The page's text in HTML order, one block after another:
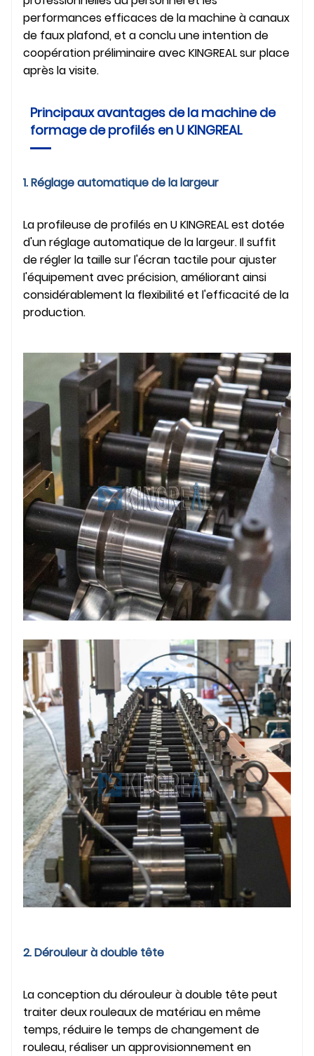
performances efficaces de la machine à canaux
de faux plafond, et a conclu une intention de
coopération préliminaire avec KINGREAL sur place
après la visite.
Principaux avantages de la machine de
formage de profilés en U KINGREAL
1. Réglage automatique de la largeur
La profileuse de profilés en U KINGREAL est dotée
d'un réglage automatique de la largeur. Il suffit
de régler la taille sur l'écran tactile pour ajuster
l'équipement avec précision, améliorant ainsi
considérablement la flexibilité et l'efficacité de la
production.
2. Dérouleur à double tête
La conception du dérouleur à double tête peut
traiter deux rouleaux de matériau en même
temps, réduire le temps de changement de
rouleau, réaliser un approvisionnement en